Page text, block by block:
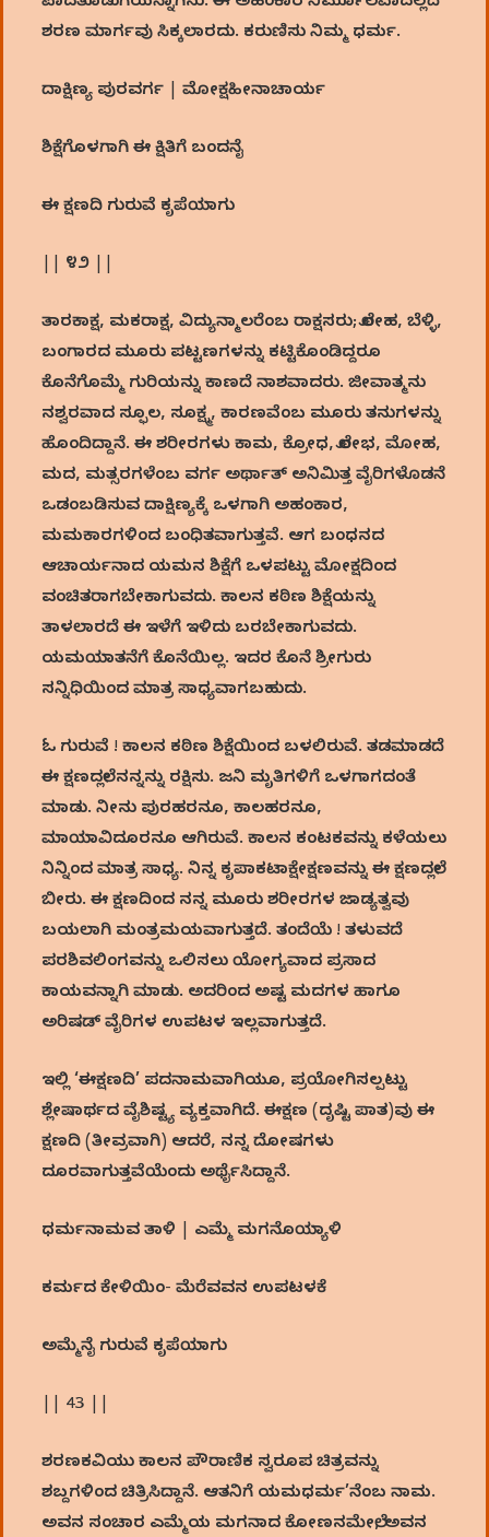
ಶರಣ ಮಾರ್ಗವು ಸಿಕ್ಕಲಾರದು. ಕರುಣಿಸು ನಿಮ್ಮ ಧರ್ಮ.
ದಾಕ್ಷಿಣ್ಯ ಪುರವರ್ಗ | ಮೋಕ್ಷಹೀನಾಚಾರ್ಯ
ಶಿಕ್ಷೆಗೊಳಗಾಗಿ ಈ ಕ್ಷಿತಿಗೆ ಬಂದನೈ
ಈ ಕ್ಷಣದಿ ಗುರುವೆ ಕೃಪೆಯಾಗು
|| ೪೨ ||
ತಾರಕಾಕ್ಷ, ಮಕರಾಕ್ಷ, ವಿದ್ಯುನ್ಮಾಲರೆಂಬ ರಾಕ್ಷಸರು; ಲೋಹ, ಬೆಳ್ಳಿ,
ಬಂಗಾರದ ಮೂರು ಪಟ್ಟಣಗಳನ್ನು ಕಟ್ಟಿಕೊಂಡಿದ್ದರೂ
ಕೊನೆಗೊಮ್ಮೆ ಗುರಿಯನ್ನು ಕಾಣದೆ ನಾಶವಾದರು. ಜೀವಾತ್ಮನು
ನಶ್ವರವಾದ ಸ್ಫೂಲ, ಸೂಕ್ಷ್ಮ, ಕಾರಣವೆಂಬ ಮೂರು ತನುಗಳನ್ನು
ಹೊಂದಿದ್ದಾನೆ. ಈ ಶರೀರಗಳು ಕಾಮ, ಕ್ರೋಧ, ಲೋಭ, ಮೋಹ,
ಮದ, ಮತ್ಸರಗಳೆಂಬ ವರ್ಗ ಅರ್ಥಾತ್ ಅನಿಮಿತ್ತ ವೈರಿಗಳೊಡನೆ
ಒಡಂಬಡಿಸುವ ದಾಕ್ಷಿಣ್ಯಕ್ಕೆ ಒಳಗಾಗಿ ಅಹಂಕಾರ,
ಮಮಕಾರಗಳಿಂದ ಬಂಧಿತವಾಗುತ್ತವೆ. ಆಗ ಬಂಧನದ
ಆಚಾರ್ಯನಾದ ಯಮನ ಶಿಕ್ಷೆಗೆ ಒಳಪಟ್ಟು ಮೋಕ್ಷದಿಂದ
ವಂಚಿತರಾಗಬೇಕಾಗುವದು. ಕಾಲನ ಕಠಿಣ ಶಿಕ್ಷೆಯನ್ನು
ತಾಳಲಾರದೆ ಈ ಇಳೆಗೆ ಇಳಿದು ಬರಬೇಕಾಗುವದು.
ಯಮಯಾತನೆಗೆ ಕೊನೆಯಿಲ್ಲ. ಇದರ ಕೊನೆ ಶ್ರೀಗುರು
ಸನ್ನಿಧಿಯಿಂದ ಮಾತ್ರ ಸಾಧ್ಯವಾಗಬಹುದು.
ಓ ಗುರುವೆ ! ಕಾಲನ ಕಠಿಣ ಶಿಕ್ಷೆಯಿಂದ ಬಳಲಿರುವೆ. ತಡಮಾಡದೆ
ಈ ಕ್ಷಣದಲ್ಲೇ ನನ್ನನ್ನು ರಕ್ಷಿಸು. ಜನಿ ಮೃತಿಗಳಿಗೆ ಒಳಗಾಗದಂತೆ
ಮಾಡು. ನೀನು ಪುರಹರನೂ, ಕಾಲಹರನೂ,
ಮಾಯಾವಿದೂರನೂ ಆಗಿರುವೆ. ಕಾಲನ ಕಂಟಕವನ್ನು ಕಳೆಯಲು
ನಿನ್ನಿಂದ ಮಾತ್ರ ಸಾಧ್ಯ. ನಿನ್ನ ಕೃಪಾಕಟಾಕ್ಷೇಕ್ಷಣವನ್ನು ಈ ಕ್ಷಣದಲ್ಲೇ
ಬೀರು. ಈ ಕ್ಷಣದಿಂದ ನನ್ನ ಮೂರು ಶರೀರಗಳ ಜಾಡ್ಯತ್ವವು
ಬಯಲಾಗಿ ಮಂತ್ರಮಯವಾಗುತ್ತದೆ. ತಂದೆಯೆ ! ತಳುವದೆ
ಪರಶಿವಲಿಂಗವನ್ನು ಒಲಿಸಲು ಯೋಗ್ಯವಾದ ಪ್ರಸಾದ
ಕಾಯವನ್ನಾಗಿ ಮಾಡು. ಅದರಿಂದ ಅಷ್ಟ ಮದಗಳ ಹಾಗೂ
ಅರಿಷಡ್ ವೈರಿಗಳ ಉಪಟಳ ಇಲ್ಲವಾಗುತ್ತದೆ.
ಇಲ್ಲಿ ‘ಈಕ್ಷಣದಿ’ ಪದನಾಮವಾಗಿಯೂ, ಪ್ರಯೋಗಿಸಲ್ಪಟ್ಟು
ಶ್ಲೇಷಾರ್ಥದ ವೈಶಿಷ್ಟ್ಯ ವ್ಯಕ್ತವಾಗಿದೆ. ಈಕ್ಷಣ (ದೃಷ್ಟಿ ಪಾತ)ವು ಈ
ಕ್ಷಣದಿ (ತೀವ್ರವಾಗಿ) ಆದರೆ, ನನ್ನ ದೋಷಗಳು
ದೂರವಾಗುತ್ತವೆಯೆಂದು ಅರ್ಥೈಸಿದ್ದಾನೆ.
ಧರ್ಮನಾಮವ ತಾಳಿ | ಎಮ್ಮೆ ಮಗನೊಯ್ಯಾಳಿ
ಕರ್ಮದ ಕೇಳಿಯಿಂ- ಮೆರೆವವನ ಉಪಟಳಕೆ
ಅಮ್ಮೆನೈ ಗುರುವೆ ಕೃಪೆಯಾಗು
|| 43 ||
ಶರಣಕವಿಯು ಕಾಲನ ಪೌರಾಣಿಕ ಸ್ವರೂಪ ಚಿತ್ರವನ್ನು
ಶಬ್ದಗಳಿಂದ ಚಿತ್ರಿಸಿದ್ದಾನೆ. ಆತನಿಗೆ ಯಮಧರ್ಮ’ನೆಂಬ ನಾಮ.
ಅವನ ಸಂಚಾರ ಎಮ್ಮೆಯ ಮಗನಾದ ಕೋಣನಮೇಲೆ, ಅವನ